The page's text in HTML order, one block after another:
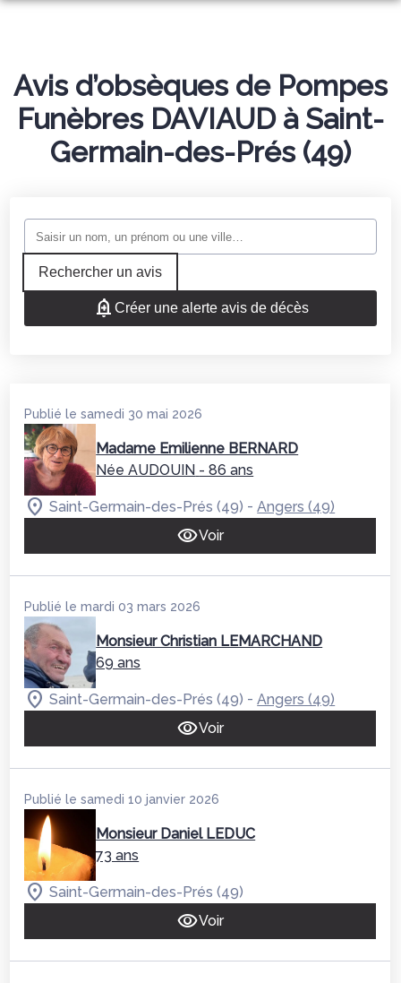
ORGANISER DES OBSÈQUES
PRÉVOIR SES OBSÈQUES
MONUMENTS FUNÉRAIRES
NOS AGENCES
AGENCE DE CHALONNES SUR LOIRE
AGENCE DE ST GEORGES SUR LOIRE
NOTRE CHAMBRE FUNÉRAIRE
ESPACES HOMMAGES
Avis d’obsèques de Pompes
Funèbres DAVIAUD à Saint-
Germain-des-Prés (49)
Rechercher un avis
Créer une alerte avis de décès
Publié le samedi 30 mai 2026
Madame Emilienne BERNARD
Née AUDOUIN - 86 ans
Saint-Germain-des-Prés (49) -Angers (49)
Voir
Publié le mardi 03 mars 2026
Monsieur Christian LEMARCHAND
69 ans
Saint-Germain-des-Prés (49) -Angers (49)
Voir
Publié le samedi 10 janvier 2026
Monsieur Daniel LEDUC
73 ans
Saint-Germain-des-Prés (49)
Voir